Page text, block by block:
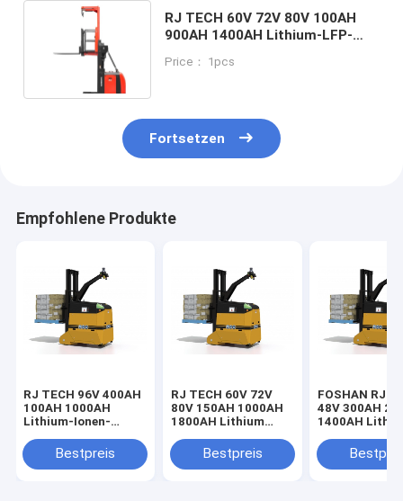
RJ TECH 60V 72V 80V 100AH
900AH 1400AH Lithium-LFP-
TELEHANDLER Lithiumbatterien
Price： 1pcs
Fortsetzen
Empfohlene Produkte
RJ TECH 96V 400AH
100AH 1000AH
Lithium-Ionen-
DEMATISCHE LIFT-
LKWER
Bestpreis
RJ TECH 60V 72V
80V 150AH 1000AH
1800AH Lithium
DEMATISCHE
FORKLIFTEN auf
Bestpreis
FOSHAN RJ
48V 300AH
1400AH
DEMATISCHE